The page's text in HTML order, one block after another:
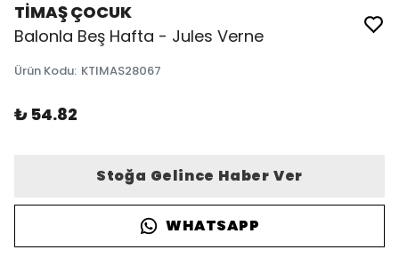
TİMAŞ ÇOCUK
Balonla Beş Hafta - Jules Verne
Ürün Kodu: KTIMAS28067
₺ 54.82
Stoğa Gelince Haber Ver
WHATSAPP